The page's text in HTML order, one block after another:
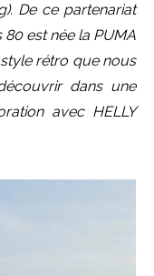
De ce partenariat
est née la PUMA
rétro que nous
dans une
avec HELLY